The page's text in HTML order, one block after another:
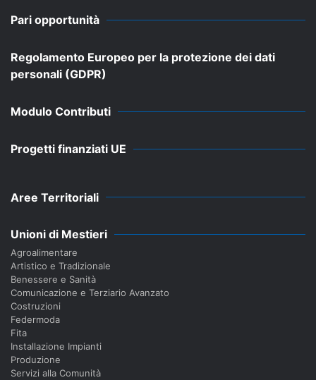
Pari opportunità
Regolamento Europeo per la protezione dei dati
personali (GDPR)
Modulo Contributi
Progetti finanziati UE
Aree Territoriali
Unioni di Mestieri
Agroalimentare
Artistico e Tradizionale
Benessere e Sanità
Comunicazione e Terziario Avanzato
Costruzioni
Federmoda
Fita
Installazione Impianti
Produzione
Servizi alla Comunità